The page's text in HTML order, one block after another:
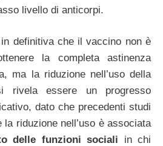
livello di anticorpi.
definitiva che il vaccino non è
la completa astinenza
ma la riduzione nell’uso della
rivela essere un progresso
dato che precedenti studi
la riduzione nell’uso è associata
delle funzioni sociali in chi